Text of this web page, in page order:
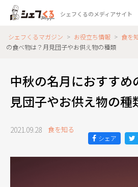
シェフくるのメディアサイト
シェフくるマガジン > お役立ち情報 > 食を
の食べ物は？月見団子やお供え物の種類
中秋の名月におすすめ
見団子やお供え物の種
2021.09.28 食を知る
シェア